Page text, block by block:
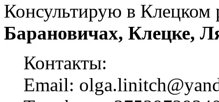
Консультирую в
Барановичах, Клецке,
Контакты:
Email: